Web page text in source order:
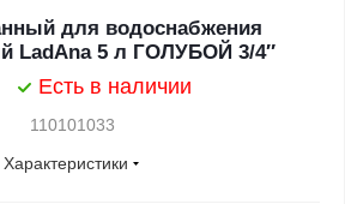
для водоснабжения
LadAna 5 л ГОЛУБОЙ 3/4″
Есть в наличии
110101033
Характеристики